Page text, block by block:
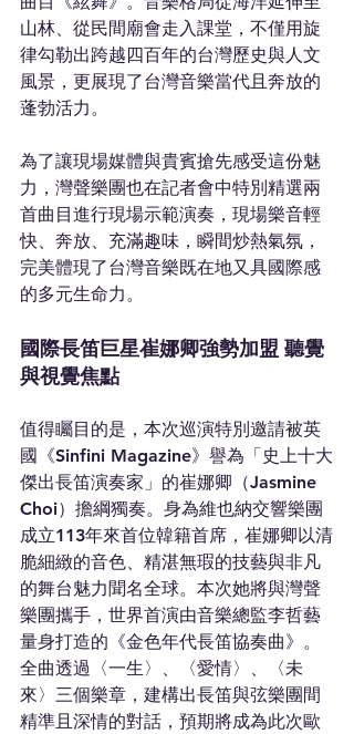
山林、從民間廟會走入課堂，不僅用旋
律勾勒出跨越四百年的台灣歷史與人文
風景，更展現了台灣音樂當代且奔放的
蓬勃活力。
為了讓現場媒體與貴賓搶先感受這份魅
力，灣聲樂團也在記者會中特別精選兩
首曲目進行現場示範演奏，現場樂音輕
快、奔放、充滿趣味，瞬間炒熱氣氛，
完美體現了台灣音樂既在地又具國際感
的多元生命力。
國際長笛巨星崔娜卿強勢加盟 聽覺
與視覺焦點
值得矚目的是，本次巡演特別邀請被英
國《Sinfini Magazine》譽為「史上十大
傑出長笛演奏家」的崔娜卿（Jasmine
Choi）擔綱獨奏。身為維也納交響樂團
成立113年來首位韓籍首席，崔娜卿以清
脆細緻的音色、精湛無瑕的技藝與非凡
的舞台魅力聞名全球。本次她將與灣聲
樂團攜手，世界首演由音樂總監李哲藝
量身打造的《金色年代長笛協奏曲》。
全曲透過〈一生〉、〈愛情〉、〈未
來〉三個樂章，建構出長笛與弦樂團間
精準且深情的對話，預期將成為此次歐